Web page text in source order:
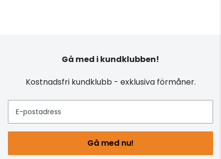
Gå med i kundklubben!
Kostnadsfri kundklubb - exklusiva förmåner.
E-postadress
Gå med nu!